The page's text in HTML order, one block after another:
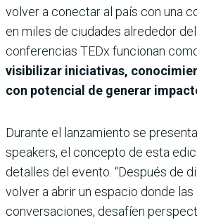
volver a conectar al país con una
en miles de ciudades alrededor
conferencias TEDx funcionan
visibilizar iniciativas,
con potencial de generar
Durante el lanzamiento se
speakers, el concepto de esta
detalles del evento. “Después de
volver a abrir un espacio donde
conversaciones, desafíen